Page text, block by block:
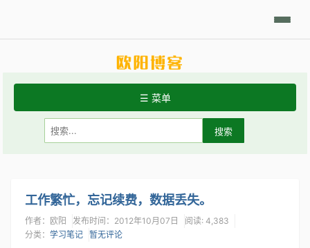
日积月累Linux摘要技术相关学习笔记代码开发分享发现
☰ 菜单
常用Linux命令
Git手册
工作繁忙，忘记续费，数据丢失。
作者：欧阳 发布时间：2012年10月07日
阅读: 4,383
分类： 学习笔记 暂无评论